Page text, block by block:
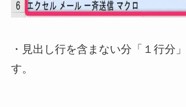
・見出し行を含まない分「１行分
す。